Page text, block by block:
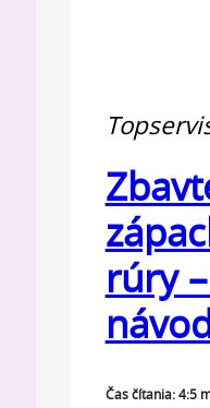
rúry
návod
Čas čítania: 4:5